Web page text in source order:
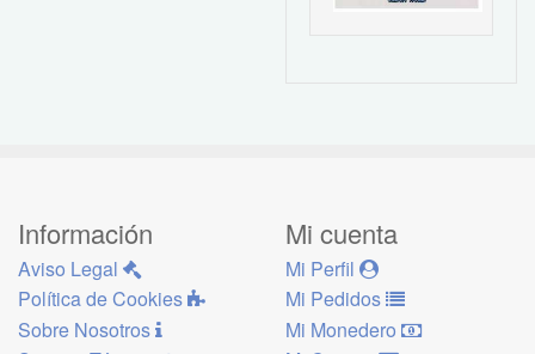
Información
Aviso Legal
Política de Cookies
Sobre Nosotros
Mi cuenta
Mi Perfil
Mi Pedidos
Mi Monedero